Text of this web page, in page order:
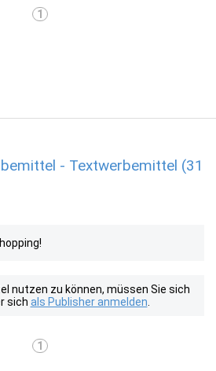
1
- Textwerbemittel (31
nutzen zu können, müssen Sie sich
sich als Publisher anmelden
1